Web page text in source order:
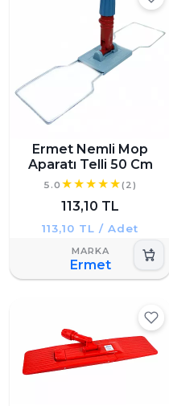
Ermet Nemli Mop
Aparatı Telli 50 Cm
5.0 (2)
113,10 TL
113,10 TL / Adet
Ermet